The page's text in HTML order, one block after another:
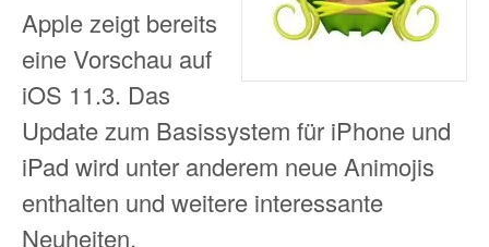
Apple zeigt bereits
eine Vorschau auf
iOS 11.3. Das
Update zum Basissystem für iPhone und
iPad wird unter anderem neue Animojis
enthalten und weitere interessante
Neuheiten.